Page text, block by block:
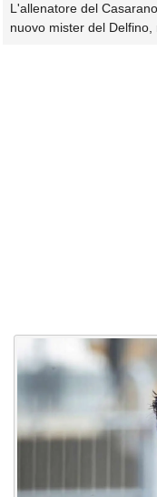
L'allenatore del
nuovo mister del